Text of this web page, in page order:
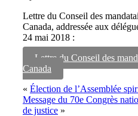
Lettre du Conseil des
Canada, addressée aux
24 mai 2018 :
Lettre du Conseil des
Canada
« Élection de l’Assemblée
Message du 70e Congrès
de justice »